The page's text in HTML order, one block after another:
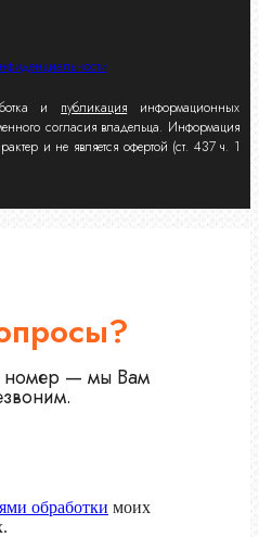
и публикация информационных
согласия владельца. Информация
и не является офертой (ст. 437 ч. 1
номер — мы Вам
обработки моих